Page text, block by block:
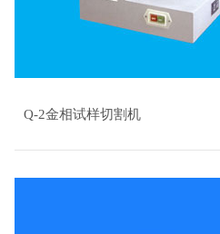
Q-2金相试样切割机